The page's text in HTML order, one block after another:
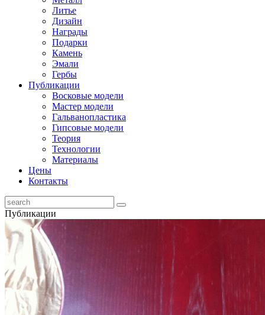
Литье
Дизайн
Награды
Подарки
Камень
Эмали
Гербы
Публикации
Восковые модели
Мастер модели
Гальванопластика
Гипсовые модели
Теория
Технологии
Материалы
Цены
Контакты
Публикации